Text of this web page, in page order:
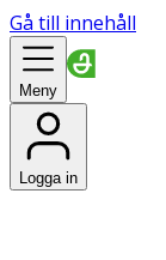
Gå till innehåll
Meny
Logga in